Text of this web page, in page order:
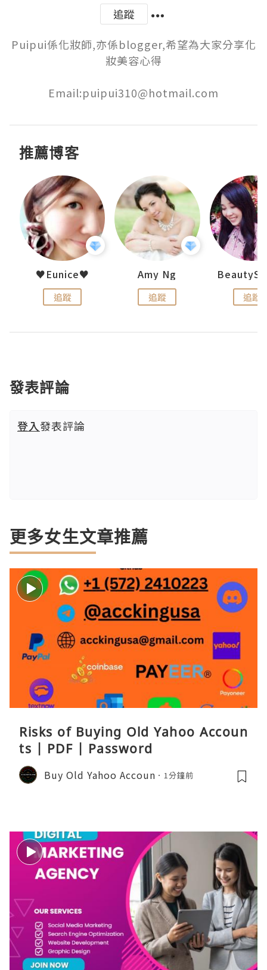
追蹤
Puipui係化妝師,亦係blogger,希望為大家分享化
妝美容心得
Email:puipui310@hotmail.com
推薦博客
♥Eunice♥
追蹤
Amy Ng
追蹤 追蹤
發表評論
登入發表評論
更多女生文章推薦
Risks of Buying Old Yahoo Accoun
ts | PDF | Password
Buy Old Yahoo Accoun 1分鐘前